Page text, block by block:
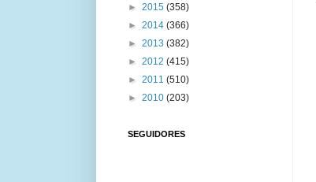
► 2015 (358)
► 2014 (366)
► 2013 (382)
► 2012 (415)
► 2011 (510)
► 2010 (203)
SEGUIDORES